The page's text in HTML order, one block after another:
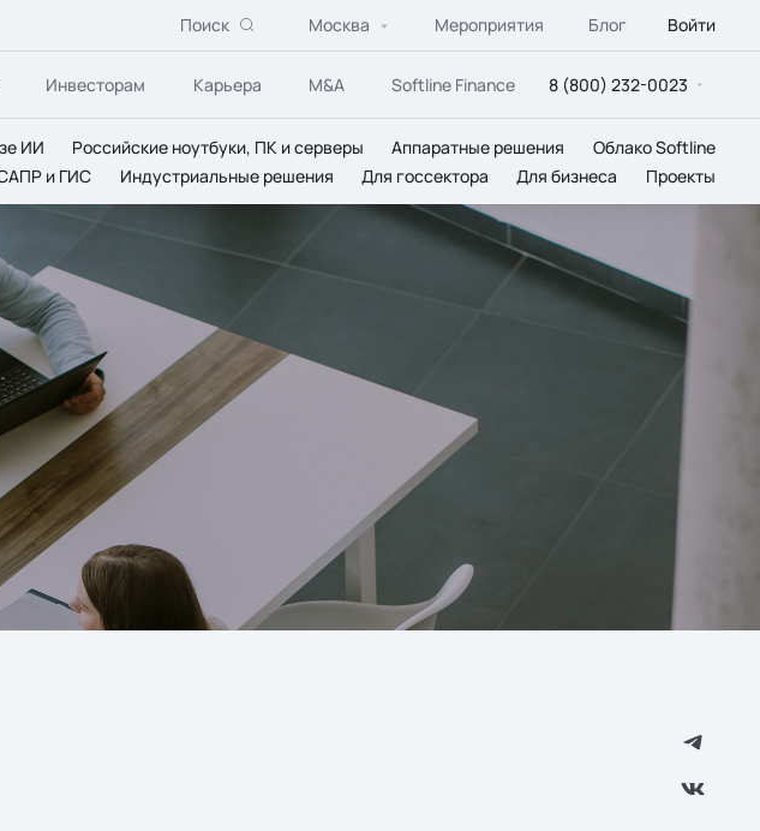
Поиск Москва Мероприятия Блог Войти
Инвесторам Карьера M&A Softline Finance 8 (800) 232-0023
ИИ Российские ноутбуки, ПК и серверы Аппаратные решения
Облако Softline
и ГИС
Индустриальные решения Для госсектора Для бизнеса Проекты